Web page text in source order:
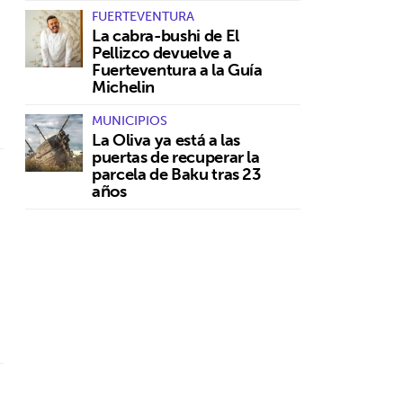
FUERTEVENTURA
La cabra-bushi de El
Pellizco devuelve a
Fuerteventura a la Guía
Michelin
MUNICIPIOS
La Oliva ya está a las
puertas de recuperar la
parcela de Baku tras 23
años